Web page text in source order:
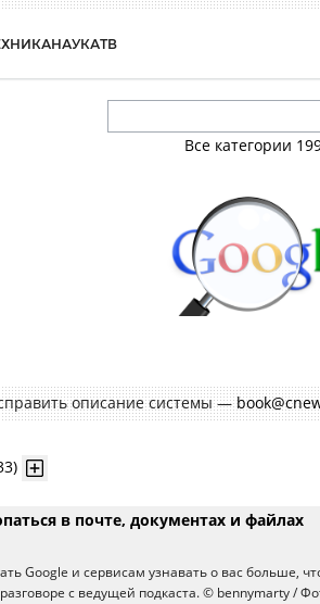
НАУКАТВ
Все категории
описание системы —
в почте, документах и файлах
Google и сервисам узнавать о вас больше,
с ведущей подкаста. © bennymarty /